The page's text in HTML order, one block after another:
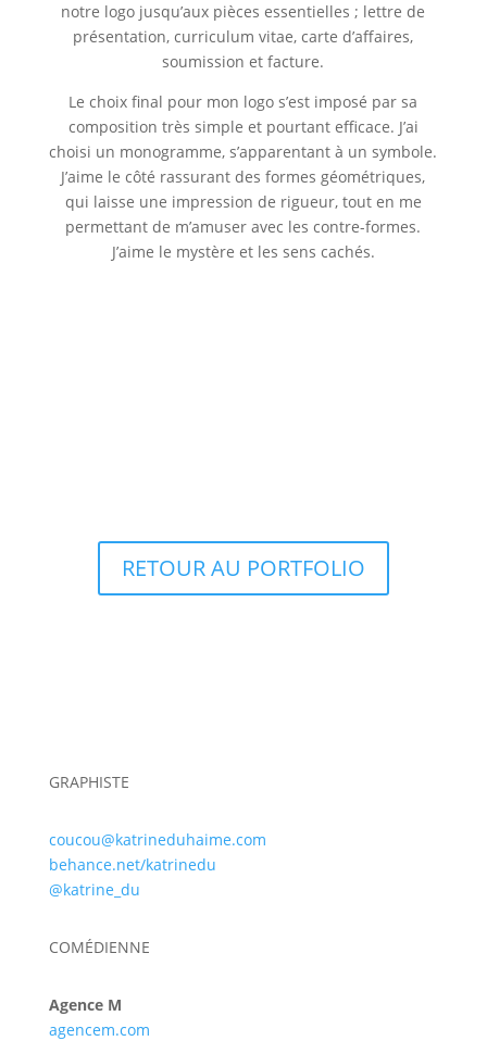
notre logo jusqu’aux pièces essentielles ; lettre de
présentation, curriculum vitae, carte d’affaires,
soumission et facture.
Le choix final pour mon logo s’est imposé par sa
composition très simple et pourtant efficace. J’ai
choisi un monogramme, s’apparentant à un symbole.
J’aime le côté rassurant des formes géométriques,
qui laisse une impression de rigueur, tout en me
permettant de m’amuser avec les contre-formes.
J’aime le mystère et les sens cachés.
RETOUR AU PORTFOLIO
GRAPHISTE
coucou@katrineduhaime.com
behance.net/katrinedu
@katrine_du
COMÉDIENNE
Agence M
agencem.com